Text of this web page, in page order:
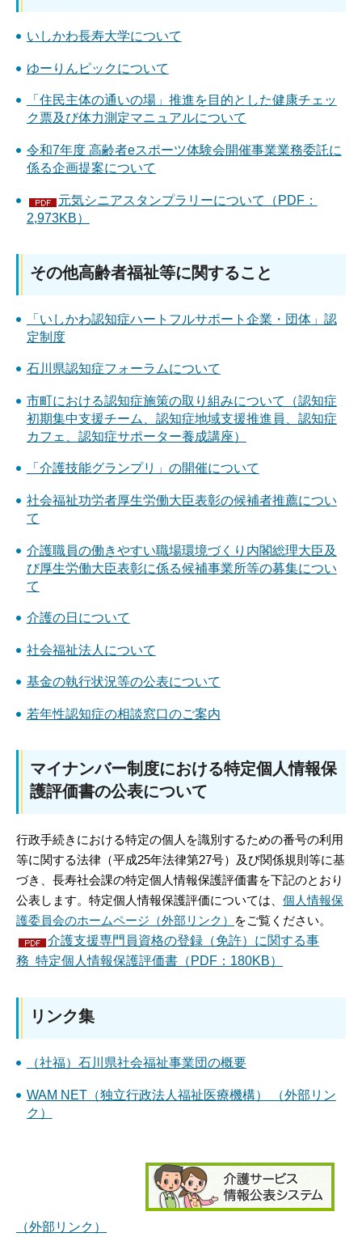
いしかわ長寿大学について
ゆーりんピックについて
「住民主体の通いの場」推進を目的とした健康チェッ
ク票及び体力測定マニュアルについて
令和7年度 高齢者eスポーツ体験会開催事業業務委託に
係る企画提案について
元気シニアスタンプラリーについて（PDF：
2,973KB）
その他高齢者福祉等に関すること
「いしかわ認知症ハートフルサポート企業・団体」認
定制度
石川県認知症フォーラムについて
市町における認知症施策の取り組みについて（認知症
初期集中支援チーム、認知症地域支援推進員、認知症
カフェ、認知症サポーター養成講座）
「介護技能グランプリ」の開催について
社会福祉功労者厚生労働大臣表彰の候補者推薦につい
て
介護職員の働きやすい職場環境づくり内閣総理大臣及
び厚生労働大臣表彰に係る候補事業所等の募集につい
て
介護の日について
社会福祉法人について
基金の執行状況等の公表について
若年性認知症の相談窓口のご案内
マイナンバー制度における特定個人情報保
護評価書の公表について
行政手続きにおける特定の個人を識別するための番号の利用
等に関する法律（平成25年法律第27号）及び関係規則等に基
づき、長寿社会課の特定個人情報保護評価書を下記のとおり
公表します。特定個人情報保護評価については、 個人情報保
護委員会のホームページ（外部リンク）
をご覧ください。
介護支援専門員資格の登録（免許）に関する事
務 特定個人情報保護評価書（PDF：180KB）
リンク集
（社福）石川県社会福祉事業団の概要
WAM NET（独立行政法人福祉医療機構） （外部リン
ク）
（外部リンク）